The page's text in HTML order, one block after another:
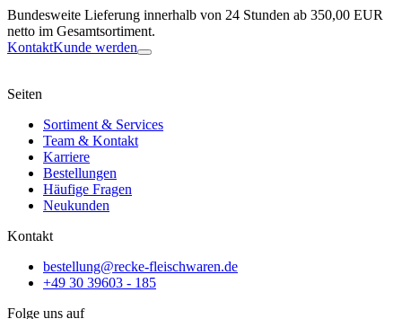
Bundesweite Lieferung innerhalb von 24 Stunden ab 350,00 EUR
netto im Gesamtsortiment.
KontaktKunde werden
Seiten
Sortiment & Services
Team & Kontakt
Karriere
Bestellungen
Häufige Fragen
Neukunden
Kontakt
bestellung@recke-fleischwaren.de
+49 30 39603 - 185
Folge uns auf